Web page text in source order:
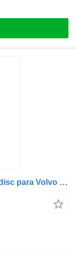
Protecție împotriva stropirii frânei cu disc para Volvo 24425044 20383326 20383323 7424425044 3171585 16 camión